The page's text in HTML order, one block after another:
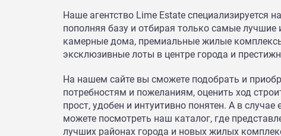
Наше агентство Lime Estate специализируется
пополняя базу и отбирая только самые
камерные дома, премиальные жилые
эксклюзивные лоты в центре города и
На нашем сайте вы сможете подобрать и
потребностям и пожеланиям, оценить ход
прост, удобен и интуитивно понятен. А в
можете посмотреть наш каталог, где
лучших районах города и новых жилых